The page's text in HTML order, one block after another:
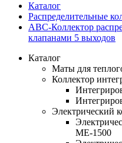
Каталог
Распределительные
АВС-Коллектор
клапанами 5 выходов
Каталог
Маты для
Коллектор
Электрический
МЕ-1500